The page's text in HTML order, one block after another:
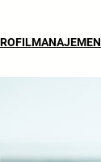
MANAJEMEN